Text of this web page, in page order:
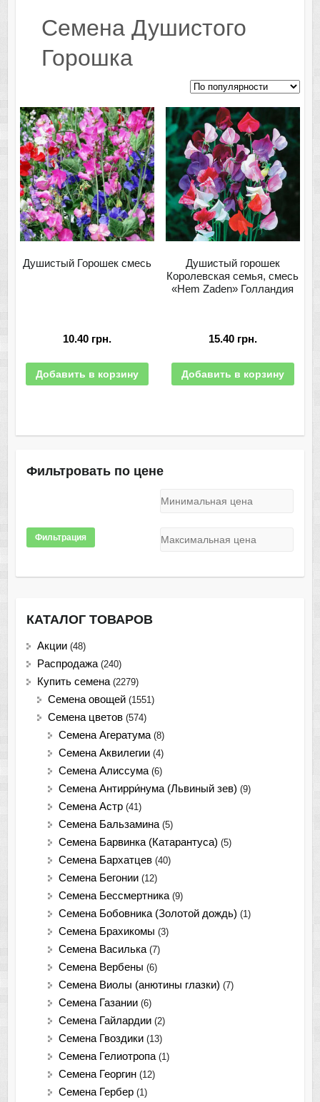
Семена Душистого
Горошка
Душистый Горошек смесь
10.40 грн.
Добавить в корзину
Душистый горошек
Королевская семья, смесь
«Hem Zaden» Голландия
15.40 грн.
Добавить в корзину
Фильтровать по цене
Фильтрация
КАТАЛОГ ТОВАРОВ
Акции (48)
Распродажа (240)
Купить семена (2279)
Семена овощей (1551)
Семена цветов (574)
Семена Агератума (8)
Семена Аквилегии (4)
Семена Алиссума (6)
Семена Антирри́нума (Львиный зев) (9)
Семена Астр (41)
Семена Бальзамина (5)
Семена Барвинка (Катарантуса) (5)
Семена Бархатцев (40)
Семена Бегонии (12)
Семена Бессмертника (9)
Семена Бобовника (Золотой дождь) (1)
Семена Брахикомы (3)
Семена Василька (7)
Семена Вербены (6)
Семена Виолы (анютины глазки) (7)
Семена Газании (6)
Семена Гайлардии (2)
Семена Гвоздики (13)
Семена Гелиотропа (1)
Семена Георгин (12)
Семена Гербер (1)